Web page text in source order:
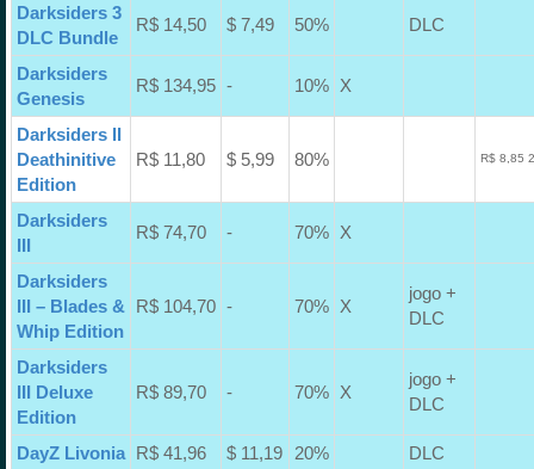
Darksiders 3
DLC Bundle
R$ 14,50 $ 7,49 50% DLC
Darksiders
Genesis
R$ 134,95 - 10% X
Darksiders II
Deathinitive
Edition
R$ 11,80 $ 5,99 80% R$ 8,85
Darksiders
III
R$ 74,70 - 70% X
Darksiders
III – Blades &
Whip Edition
R$ 104,70 - 70% X
jogo +
DLC
Darksiders
III Deluxe
Edition
R$ 89,70 - 70% X
jogo +
DLC
DayZ Livonia R$ 41,96 $ 11,19 20%
DLC